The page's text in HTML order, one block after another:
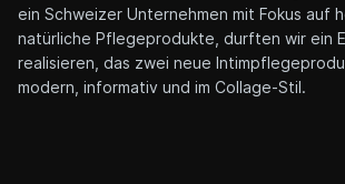
ein Schweizer Unternehmen mit Fokus auf
natürliche Pflegeprodukte, durften wir ein
realisieren, das zwei neue
modern, informativ und im Collage-Stil.